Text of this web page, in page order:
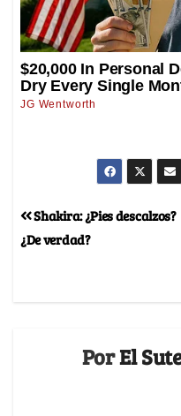
Shakira: ¿Pies descalzos?
¿De verdad?
PorEl